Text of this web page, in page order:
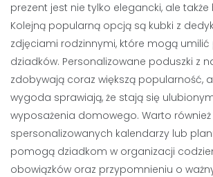
prezent jest nie tylko elegancki, ale
Kolejną popularną opcją są kubki z
zdjęciami rodzinnymi, które mogą
dziadków. Personalizowane poduszki z
zdobywają coraz większą popularność,
wygoda sprawiają, że stają się
wyposażenia domowego. Warto
spersonalizowanych kalendarzy lub
pomogą dziadkom w organizacji
obowiązków oraz przypomnieniu o